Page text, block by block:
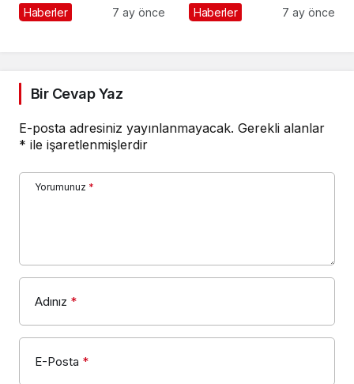
Yaptığı Hatalar
Haberler 7 ay önce
Stratejileri
Haberler 7 ay önce
Bir Cevap Yaz
E-posta adresiniz yayınlanmayacak. Gerekli alanlar
* ile işaretlenmişlerdir
Yorumunuz *
Adınız *
E-Posta *